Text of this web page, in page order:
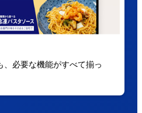
、必要な機能がすべて揃っ